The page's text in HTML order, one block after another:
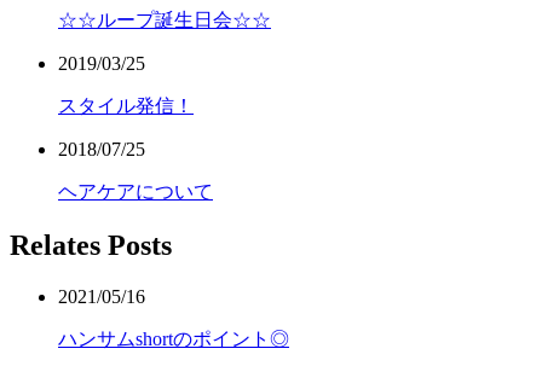
☆☆ループ誕生日会☆☆
2019/03/25
スタイル発信！
2018/07/25
ヘアケアについて
Relates Posts
2021/05/16
ハンサムshortのポイント◎